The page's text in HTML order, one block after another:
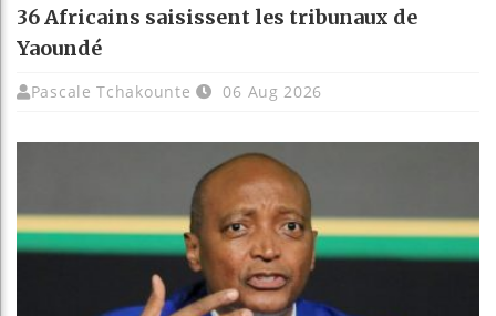
36 Africains saisissent les tribunaux de
Yaoundé
Pascale Tchakounte 06 Aug 2026